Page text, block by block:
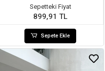
Sepetteki Fiyat
899,91 TL
Sepete Ekle